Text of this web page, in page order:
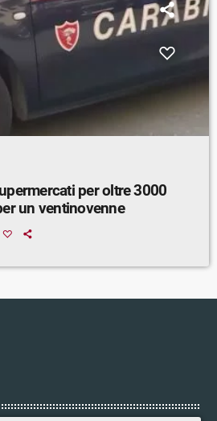
per oltre 3000
un ventinovenne